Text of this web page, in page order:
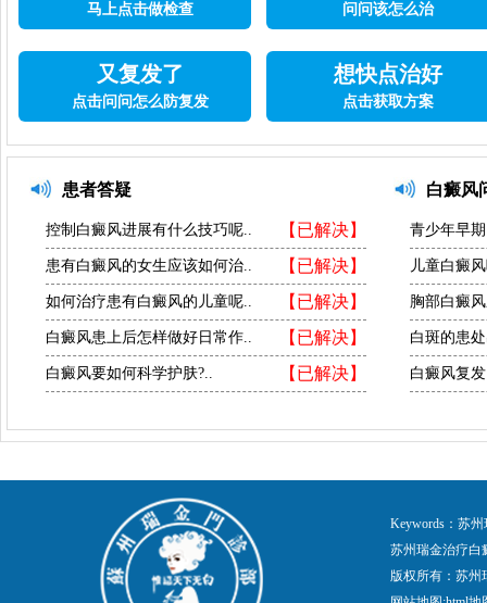
马上点击做检查 问问该怎么治
又复发了
点击问问怎么防复发
想快点治好
点击获取方案
患者答疑
【已解决】
控制白癜风进展有什么技巧呢..
【已解决】
患有白癜风的女生应该如何治..
【已解决】
如何治疗患有白癜风的儿童呢..
【已解决】
白癜风患上后怎样做好日常作..
【已解决】
白癜风要如何科学护肤?..
白癜风
青少年早
儿童白癜
胸部白癜
白斑的患
白癜风复
Keywords：苏
苏州瑞金治疗白
版权所有：苏